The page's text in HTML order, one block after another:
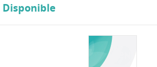
Disponible